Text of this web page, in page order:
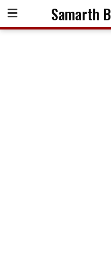
content
Samarth